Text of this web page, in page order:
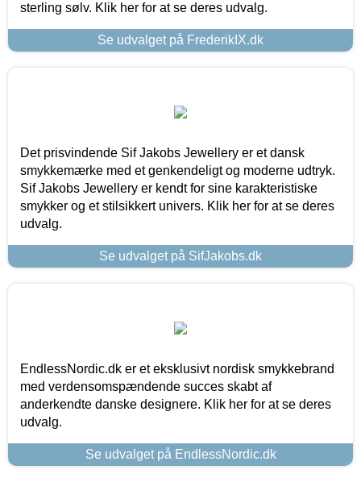
sterling sølv. Klik her for at se deres udvalg.
Se udvalget på FrederikIX.dk
Det prisvindende Sif Jakobs Jewellery er et dansk
smykkemærke med et genkendeligt og moderne udtryk.
Sif Jakobs Jewellery er kendt for sine karakteristiske
smykker og et stilsikkert univers. Klik her for at se deres
udvalg.
Se udvalget på SifJakobs.dk
EndlessNordic.dk er et eksklusivt nordisk smykkebrand
med verdensomspændende succes skabt af
anderkendte danske designere. Klik her for at se deres
udvalg.
Se udvalget på EndlessNordic.dk